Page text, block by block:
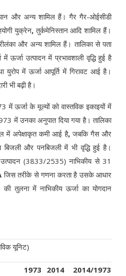
और अन्य शामिल हैं। गैर गैर-ओईसीडी
युक्रेन,तुर्कमेनिस्तान आदि शामिल हैं।
और अन्य शामिल हैं। तालिका से पता
ऊर्जा उत्पादन में प्रभावशाली वृद्धि हुई है
में ऊर्जा आपूर्ति में गिरावट आई है।
भी बढ़ी है।
ऊर्जा के मूल्यों को वास्तविक इकाइयों में
में उनका अनुपात दिया गया है। तालिका
में अपेक्षाकृत कमी आई है,जबकि गैस और
और पनबिजली में भी वृद्धि हुई है।
(3833/2535) नाभिकीय से 31
जिस तरीके से गणना करता है उसके आधार
तुलना में नाभिकीय ऊर्जा का योगदान
यूनिट)
1973 2014 2014/1973